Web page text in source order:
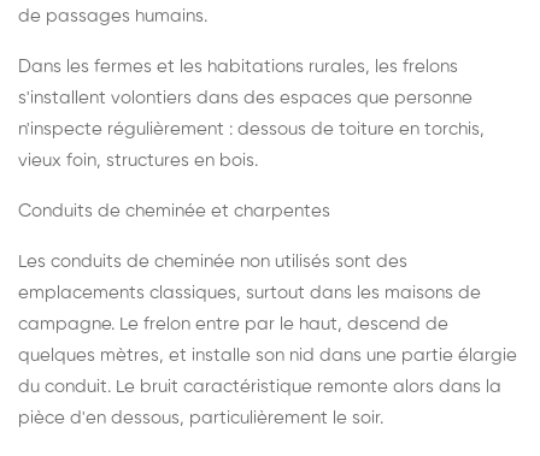
de passages humains.
Dans les fermes et les habitations rurales, les frelons
s'installent volontiers dans des espaces que personne
n'inspecte régulièrement : dessous de toiture en torchis,
vieux foin, structures en bois.
Conduits de cheminée et charpentes
Les conduits de cheminée non utilisés sont des
emplacements classiques, surtout dans les maisons de
campagne. Le frelon entre par le haut, descend de
quelques mètres, et installe son nid dans une partie élargie
du conduit. Le bruit caractéristique remonte alors dans la
pièce d'en dessous, particulièrement le soir.